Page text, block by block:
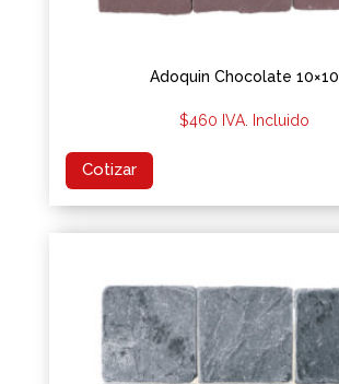
Adoquin Chocolate 10×10
$460 IVA. Incluido
Cotizar